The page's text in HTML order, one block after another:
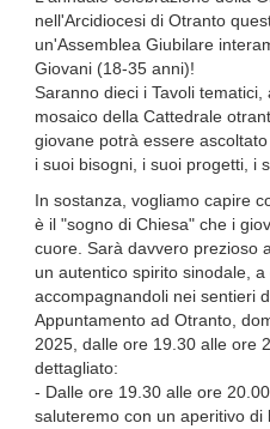
nell'Arcidiocesi di Otranto
un'Assemblea Giubilare
Giovani (18-35 anni)!
Saranno dieci i Tavoli
mosaico della Cattedrale
giovane potrà essere
i suoi bisogni, i suoi progetti, i
In sostanza, vogliamo capire
è il "sogno di Chiesa" che i
cuore. Sarà davvero prezioso
un autentico spirito sinodale, a
accompagnandoli nei sentieri
Appuntamento ad Otranto,
2025, dalle ore 19.30 alle ore
dettagliato:
- Dalle ore 19.30 alle ore
saluteremo con un aperitivo di